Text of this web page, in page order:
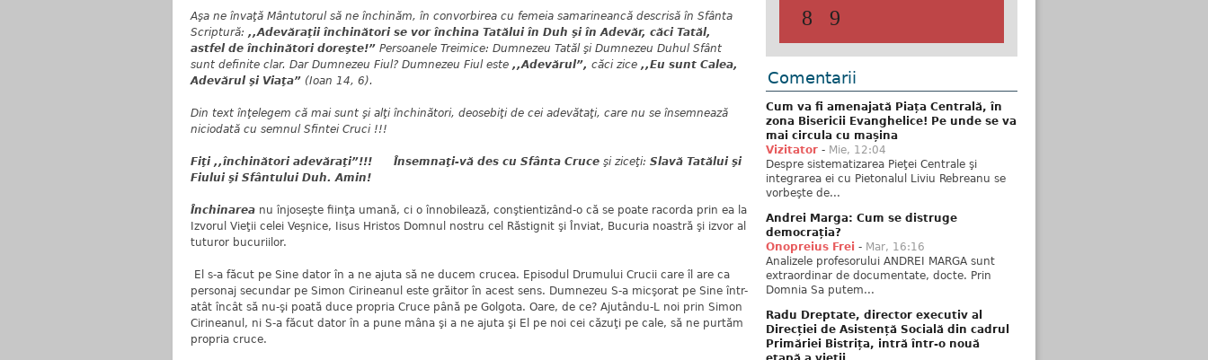
Aşa ne învaţă Mântutorul să ne închinăm, în convorbirea cu femeia samarineancă descrisă în Sfânta
Scriptură: ,,Adevăraţii închinători se vor închina Tatălui în Duh şi în Adevăr, căci Tatăl,
astfel de închinători doreşte!” Persoanele Treimice: Dumnezeu Tatăl şi Dumnezeu Duhul Sfânt
sunt definite clar. Dar Dumnezeu Fiul? Dumnezeu Fiul este ,,Adevărul”, căci zice ,,Eu sunt Calea,
Adevărul şi Viaţa” (Ioan 14, 6).
Din text înţelegem că mai sunt şi alţi închinători, deosebiţi de cei adevătaţi, care nu se însemnează
niciodată cu semnul Sfintei Cruci !!!
Fiţi ,,închinători adevăraţi”!!! Însemnaţi-vă des cu Sfânta Cruce şi ziceţi: Slavă Tatălui şi
Fiului şi Sfântului Duh. Amin!
Închinarea nu înjoseşte fiinţa umană, ci o înnobilează, conştientizând-o că se poate racorda prin ea la
Izvorul Vieţii celei Veşnice, Iisus Hristos Domnul nostru cel Răstignit şi Înviat, Bucuria noastră şi izvor al
tuturor bucuriilor.
El s-a făcut pe Sine dator în a ne ajuta să ne ducem crucea. Episodul Drumului Crucii care îl are ca
personaj secundar pe Simon Cirineanul este grăitor în acest sens. Dumnezeu S-a micşorat pe Sine într-
atât încât să nu-şi poată duce propria Cruce până pe Golgota. Oare, de ce? Ajutându-L noi prin Simon
Cirineanul, ni S-a făcut dator în a pune mâna şi a ne ajuta şi El pe noi cei căzuţi pe cale, să ne purtăm
propria cruce.
8
9
Comentarii
Cum va fi amenajată Piața Centrală, în
zona Bisericii Evanghelice! Pe unde se va
mai circula cu mașina
Vizitator - Mie, 12:04
Despre sistematizarea Pieţei Centrale şi
integrarea ei cu Pietonalul Liviu Rebreanu se
vorbeşte de...
Andrei Marga: Cum se distruge
democrația?
Onopreius Frei - Mar, 16:16
Analizele profesorului ANDREI MARGA sunt
extraordinar de documentate, docte. Prin
Domnia Sa putem...
Radu Dreptate, director executiv al
Direcției de Asistență Socială din cadrul
Primăriei Bistrița, intră într-o nouă